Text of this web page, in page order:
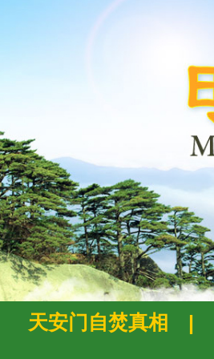
天安门自焚真相 |